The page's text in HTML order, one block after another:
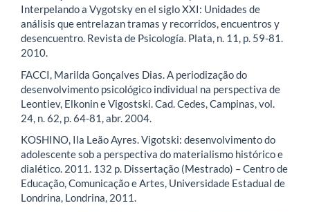
Interpelando a Vygotsky en el siglo XXI: Unidades de
análisis que entrelazan tramas y recorridos, encuentros y
desencuentro. Revista de Psicología. Plata, n. 11, p. 59-81.
2010.
FACCI, Marilda Gonçalves Dias. A periodização do
desenvolvimento psicológico individual na perspectiva de
Leontiev, Elkonin e Vigostski. Cad. Cedes, Campinas, vol.
24, n. 62, p. 64-81, abr. 2004.
KOSHINO, Ila Leão Ayres. Vigotski: desenvolvimento do
adolescente sob a perspectiva do materialismo histórico e
dialético. 2011. 132 p. Dissertação (Mestrado) – Centro de
Educação, Comunicação e Artes, Universidade Estadual de
Londrina, Londrina, 2011.